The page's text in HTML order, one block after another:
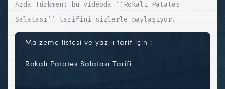
Arda Türkmen; bu videoda ‘‘Rokalı Patates
Salatası’’ tarifini sizlerle paylaşıyor.
Malzeme listesi ve yazılı tarif için :
Rokalı Patates Salatası Tarifi